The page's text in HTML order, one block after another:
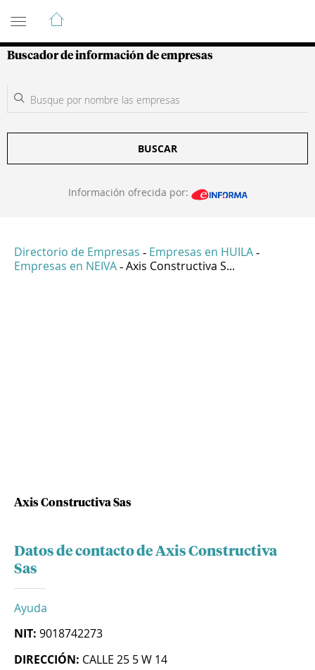
Guía de Empresas Colombianas
Buscador de información de empresas
BUSCAR
Información ofrecida por:
Directorio de Empresas - Empresas en HUILA -
Empresas en NEIVA - Axis Constructiva S...
Axis Constructiva Sas
Datos de contacto de Axis Constructiva
Sas
Ayuda
NIT: 9018742273
DIRECCIÓN: CALLE 25 5 W 14